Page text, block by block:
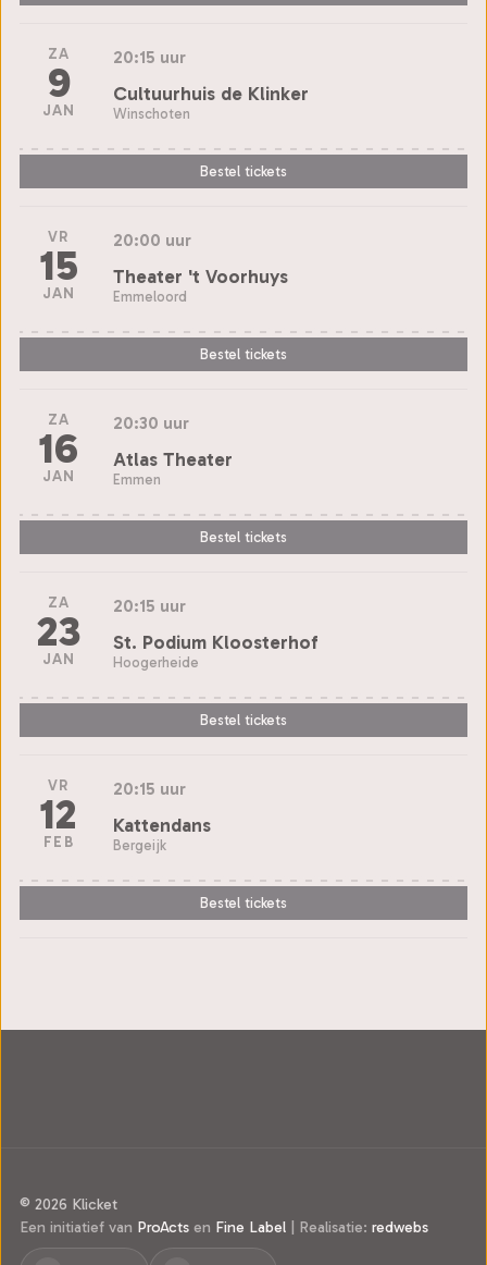
ZA
9
JAN
20:15 uur
Cultuurhuis de Klinker
Winschoten
Bestel tickets
VR
15
JAN
20:00 uur
Theater 't Voorhuys
Emmeloord
Bestel tickets
ZA
16
JAN
20:30 uur
Atlas Theater
Emmen
Bestel tickets
ZA
23
JAN
20:15 uur
St. Podium Kloosterhof
Hoogerheide
Bestel tickets
VR
12
FEB
20:15 uur
Kattendans
Bergeijk
Bestel tickets
© 2026 Klicket
Een initiatief van ProActs en Fine Label Realisatie: redwebs